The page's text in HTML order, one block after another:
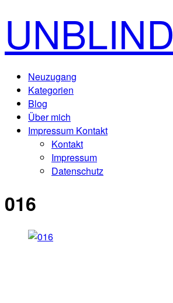
UNBLIND
Neuzugang
Kategorien
Blog
Über mich
Impressum Kontakt
Kontakt
Impressum
Datenschutz
016